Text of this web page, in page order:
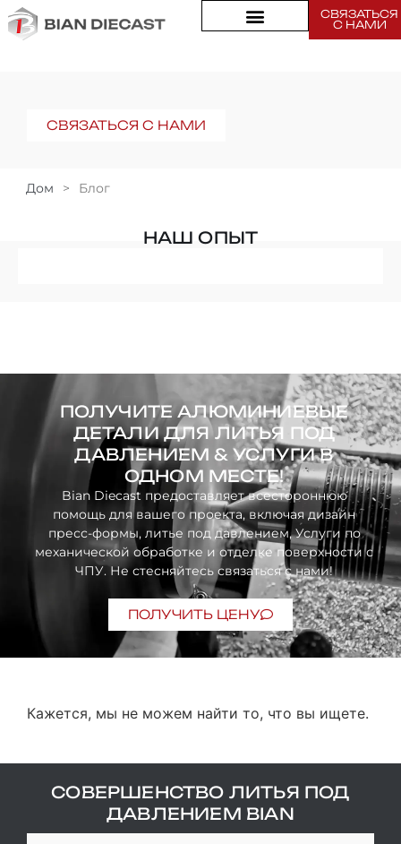
СВЯЗАТЬСЯ
С НАМИ
СВЯЗАТЬСЯ С НАМИ
Дом > Блог
НАШ ОПЫТ
ПОЛУЧИТЕ АЛЮМИНИЕВЫЕ
ДЕТАЛИ ДЛЯ ЛИТЬЯ ПОД
ДАВЛЕНИЕМ & УСЛУГИ В
ОДНОМ МЕСТЕ!
Bian Diecast предоставляет всестороннюю
помощь для вашего проекта, включая дизайн
пресс-формы, литье под давлением, Услуги по
механической обработке и отделке поверхности с
ЧПУ. Не стесняйтесь связаться с нами!
ПОЛУЧИТЬ ЦЕНУ
Кажется, мы не можем найти то, что вы ищете.
СОВЕРШЕНСТВО ЛИТЬЯ ПОД
ДАВЛЕНИЕМ BIAN